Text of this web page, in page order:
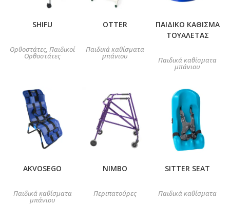
SHIFU
Ορθοστάτες,Παιδικοί
Ορθοστάτες
OTTER
Παιδικά καθίσματα
μπάνιου
ΠΑΙΔΙΚΟ ΚΑΘΙΣΜΑ
ΤΟΥΑΛΕΤΑΣ
Παιδικά καθίσματα
μπάνιου
AKVOSEGO
Παιδικά καθίσματα
μπάνιου
NIMBO
Περιπατούρες
SITTER SEAT
Παιδικά καθίσματα